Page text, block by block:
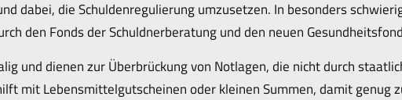
dabei, die Schuldenregulierung umzusetzen. In besonders
den Fonds der Schuldnerberatung und den neuen
und dienen zur Überbrückung von Notlagen, die nicht durch
mit Lebensmittelgutscheinen oder kleinen Summen, damit genug